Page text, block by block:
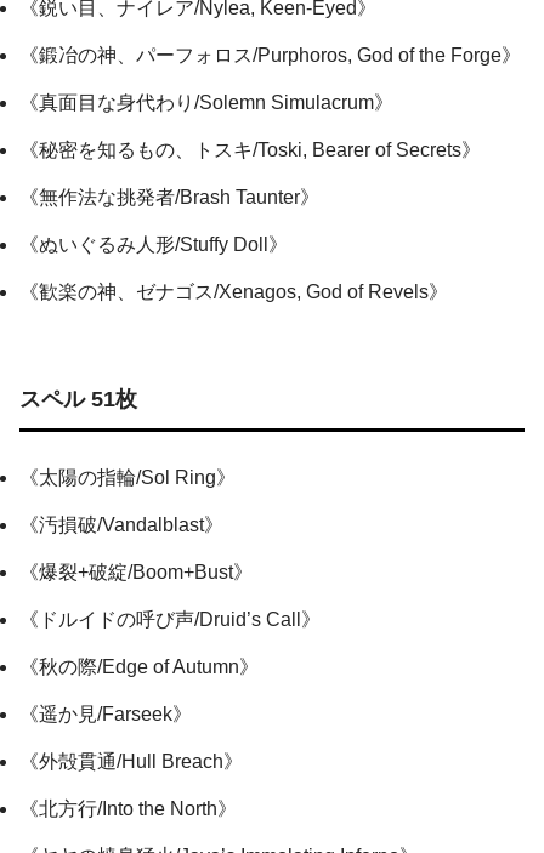
《鋭い目、ナイレア/Nylea, Keen-Eyed》
《鍛冶の神、パーフォロス/Purphoros, God of the Forge》
《真面目な身代わり/Solemn Simulacrum》
《秘密を知るもの、トスキ/Toski, Bearer of Secrets》
《無作法な挑発者/Brash Taunter》
《ぬいぐるみ人形/Stuffy Doll》
《歓楽の神、ゼナゴス/Xenagos, God of Revels》
スペル 51枚
《太陽の指輪/Sol Ring》
《汚損破/Vandalblast》
《爆裂+破綻/Boom+Bust》
《ドルイドの呼び声/Druid’s Call》
《秋の際/Edge of Autumn》
《遥か見/Farseek》
《外殻貫通/Hull Breach》
《北方行/Into the North》